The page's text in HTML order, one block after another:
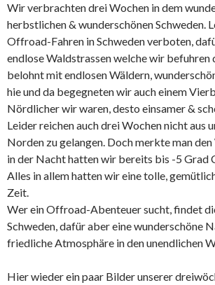
Wir verbrachten drei Wochen in dem
herbstlichen & wunderschönen Schweden.
Offroad-Fahren in Schweden verboten,
endlose Waldstrassen welche wir
belohnt mit endlosen Wäldern,
hie und da begegneten wir auch einem
Nördlicher wir waren, desto einsamer &
Leider reichen auch drei Wochen nicht aus
Norden zu gelangen. Doch merkte man
in der Nacht hatten wir bereits bis -5 Grad
Alles in allem hatten wir eine tolle,
Zeit.
Wer ein Offroad-Abenteuer sucht, findet
Schweden, dafür aber eine wunderschöne
friedliche Atmosphäre in den unendlichen
Hier wieder ein paar Bilder unserer